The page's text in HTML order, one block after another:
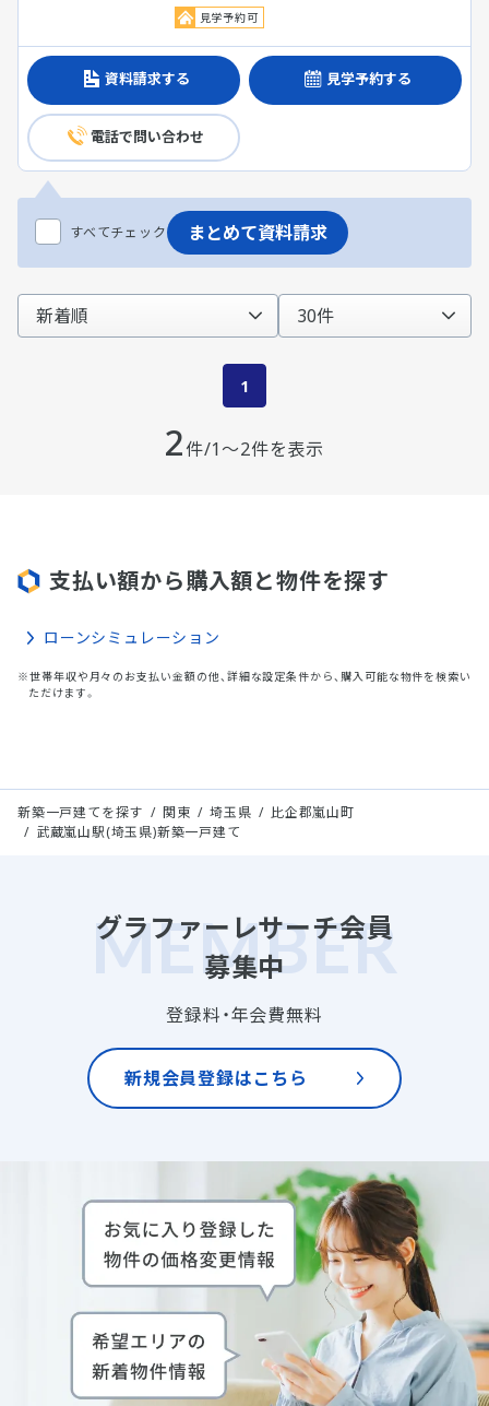
見学予約可
資料請求する 見学予約する
電話で問い合わせ
すべてチェック まとめて資料請求
2件/1～2件を表示
1
支払い額から購入額と物件を探す
ローンシミュレーション
※世帯年収や月々のお支払い金額の他、詳細な設定条件から、購入可能な物件を検索い
ただけます。
新築一戸建てを探す 関東 埼玉県
比企郡嵐山町
武蔵嵐山駅(埼玉県)新築一戸建て
グラファーレサーチ会員
募集中
登録料・年会費無料
新規会員登録はこちら